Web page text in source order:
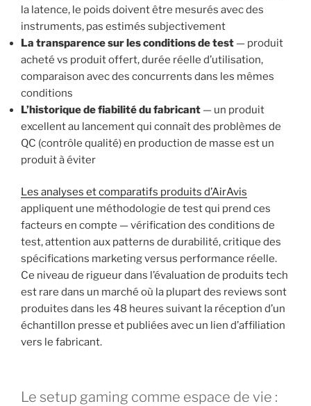
la latence, le poids doivent être mesurés avec des
instruments, pas estimés subjectivement
La transparence sur les conditions de test — produit
acheté vs produit offert, durée réelle d’utilisation,
comparaison avec des concurrents dans les mêmes
conditions
L’historique de fiabilité du fabricant — un produit
excellent au lancement qui connaît des problèmes de
QC (contrôle qualité) en production de masse est un
produit à éviter
Les analyses et comparatifs produits d’AirAvis
appliquent une méthodologie de test qui prend ces
facteurs en compte — vérification des conditions de
test, attention aux patterns de durabilité, critique des
spécifications marketing versus performance réelle.
Ce niveau de rigueur dans l’évaluation de produits tech
est rare dans un marché où la plupart des reviews sont
produites dans les 48 heures suivant la réception d’un
échantillon presse et publiées avec un lien d’affiliation
vers le fabricant.
Le setup gaming comme espace de vie :